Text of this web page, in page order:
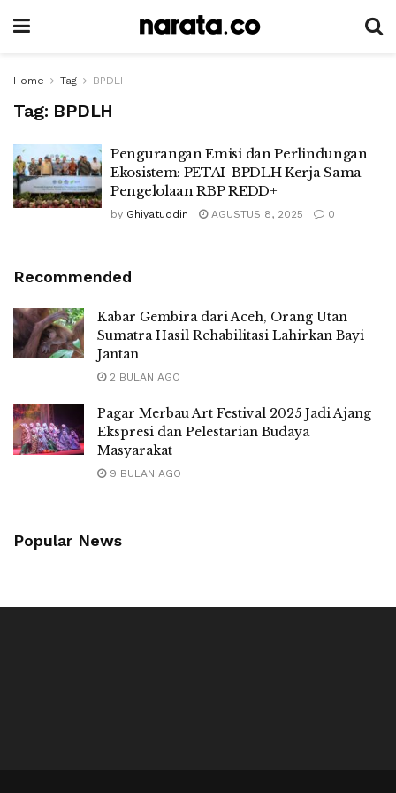
Home Tag BPDLH
Tag: BPDLH
Pengurangan Emisi dan Perlindungan
Ekosistem: PETAI-BPDLH Kerja Sama
Pengelolaan RBP REDD+
by Ghiyatuddin AGUSTUS 8, 2025 0
Recommended
Kabar Gembira dari Aceh, Orang Utan
Sumatra Hasil Rehabilitasi Lahirkan Bayi
Jantan
2 BULAN AGO
Pagar Merbau Art Festival 2025 Jadi Ajang
Ekspresi dan Pelestarian Budaya
Masyarakat
9 BULAN AGO
Popular News